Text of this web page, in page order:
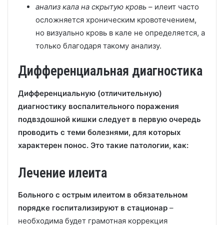
анализ кала на скрытую кровь – илеит часто
осложняется хроническим кровотечением,
но визуально кровь в кале не определяется, а
только благодаря такому анализу.
Дифференциальная диагностика
Дифференциальную (отличительную)
диагностику воспалительного поражения
подвздошной кишки следует в первую очередь
проводить с теми болезнями, для которых
характерен понос. Это такие патологии, как:
Лечение илеита
Больного с острым илеитом в обязательном
порядке госпитализируют в стационар –
необходима будет грамотная коррекция